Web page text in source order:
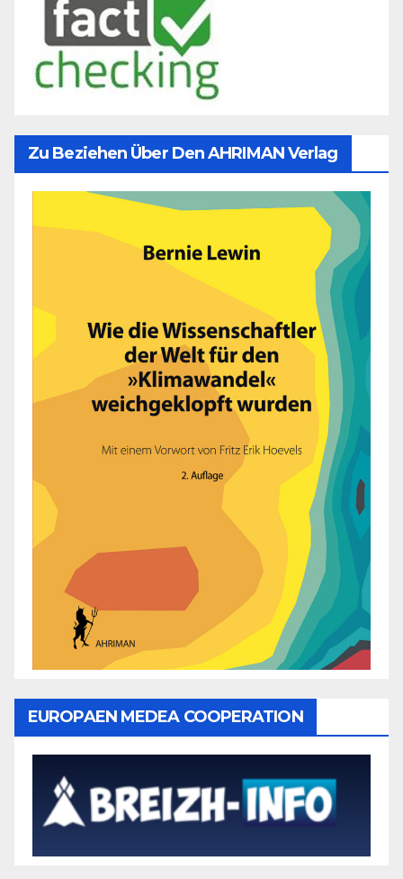
Zu Beziehen Über Den AHRIMAN Verlag
EUROPAEN MEDEA COOPERATION